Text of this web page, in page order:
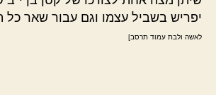
יפריש בשביל עצמו וגם עבור שאר כל
לאשה ולבת עמוד תרסב]